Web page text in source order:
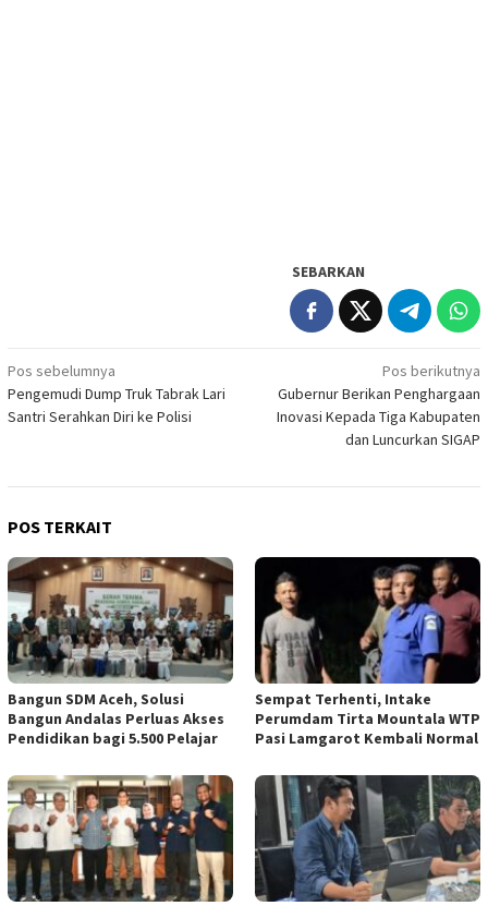
SEBARKAN
Navigasi
pos
Pos sebelumnya
Pengemudi Dump Truk Tabrak Lari
Santri Serahkan Diri ke Polisi
Pos berikutnya
Gubernur Berikan Penghargaan
Inovasi Kepada Tiga Kabupaten
dan Luncurkan SIGAP
POS TERKAIT
Bangun SDM Aceh, Solusi
Bangun Andalas Perluas Akses
Pendidikan bagi 5.500 Pelajar
Sempat Terhenti, Intake
Perumdam Tirta Mountala WTP
Pasi Lamgarot Kembali Normal